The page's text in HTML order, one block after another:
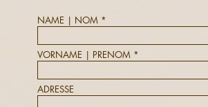
NAME | NOM
VORNAME | PRENOM
ADRESSE